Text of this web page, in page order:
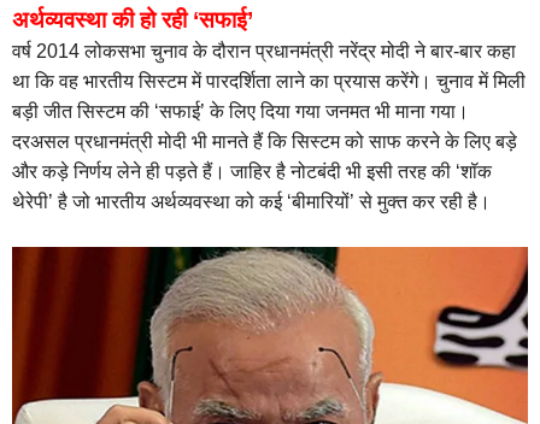
अर्थव्यवस्था की हो रही ‘सफाई’
वर्ष 2014 लोकसभा चुनाव के दौरान प्रधानमंत्री नरेंद्र मोदी ने बार-बार कहा
था कि वह भारतीय सिस्टम में पारदर्शिता लाने का प्रयास करेंगे। चुनाव में मिली
बड़ी जीत सिस्टम की ‘सफाई’ के लिए दिया गया जनमत भी माना गया।
दरअसल प्रधानमंत्री मोदी भी मानते हैं कि सिस्टम को साफ करने के लिए बड़े
और कड़े निर्णय लेने ही पड़ते हैं। जाहिर है नोटबंदी भी इसी तरह की ‘शॉक
थेरेपी’ है जो भारतीय अर्थव्यवस्था को कई ‘बीमारियों’ से मुक्त कर रही है।